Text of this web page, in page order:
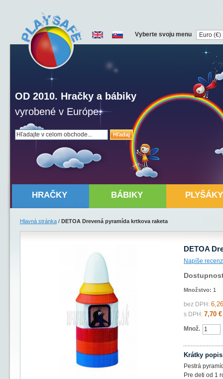
Hľadaj
OD 2010. Hračky a bábiky
vyrobené v Európe.
Vyberte svoju menu
HRAČKY BÁBIKY PLYŠÁKY
Hlavná stránka / DETOA Drevená pyramída krtkova raketa
DETOA
Napíše
Množstvo: 1
bez DPH:
s DPH: 7,70 €
Množ.
Krátky popis
Pestrá
Pre deti od 1